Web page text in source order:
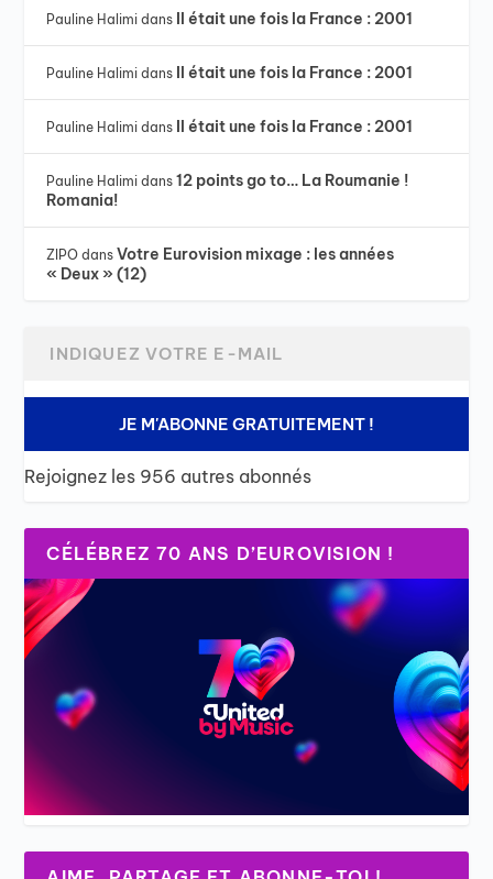
Pauline Halimi dans Il était une fois la France : 2001
Pauline Halimi dans Il était une fois la France : 2001
Pauline Halimi dans Il était une fois la France : 2001
Pauline Halimi dans12 points go to… La Roumanie !
Romania!
ZIPO dansVotre Eurovision mixage : les années
« Deux » (12)
JE M'ABONNE GRATUITEMENT !
Rejoignez les 956 autres abonnés
CÉLÉBREZ 70 ANS D’EUROVISION !